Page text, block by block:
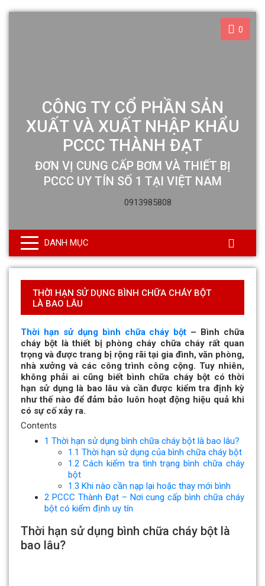
CÔNG TY CỔ PHẦN SẢN
XUẤT VÀ XUẤT NHẬP KHẨU
PCCC THÀNH ĐẠT
ĐƠN VỊ CUNG CẤP BƠM VÀ THIẾT BỊ
PCCC UY TÍN SỐ 1 TẠI VIỆT NAM
0
0913985808
DANH MỤC
THỜI HẠN SỬ DỤNG BÌNH CHỮA CHÁY BỘT
LÀ BAO LÂU
Thời hạn sử dụng bình chữa cháy bột – Bình chữa
cháy bột là thiết bị phòng cháy chữa cháy rất quan
trọng và được trang bị rộng rãi tại gia đình, văn phòng,
nhà xưởng và các công trình công cộng. Tuy nhiên,
không phải ai cũng biết bình chữa cháy bột có thời
hạn sử dụng là bao lâu và cần được kiểm tra định kỳ
như thế nào để đảm bảo luôn hoạt động hiệu quả khi
có sự cố xảy ra.
Contents
1 Thời hạn sử dụng bình chữa cháy bột là bao lâu?
1.1 Thời hạn sử dụng của bình chữa cháy bột
1.2 Cách kiểm tra tình trạng bình chữa cháy
bột
1.3 Khi nào cần nạp lại hoặc thay mới bình
2 PCCC Thành Đạt – Nơi cung cấp bình chữa cháy
bột có kiểm định uy tín
Thời hạn sử dụng bình chữa cháy bột là
bao lâu?